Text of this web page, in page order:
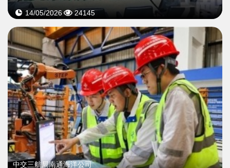
14/05/2026 24145
中交三航局南通海洋公司